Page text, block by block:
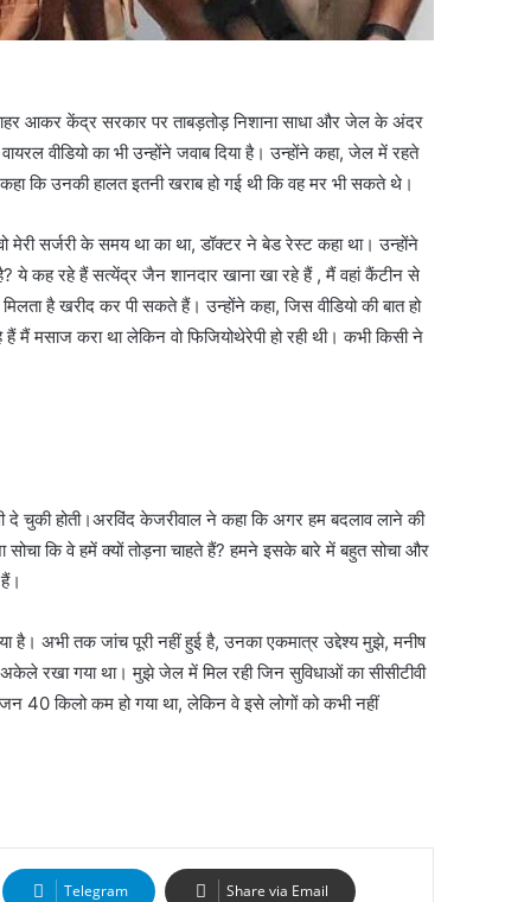
आकर केंद्र सरकार पर ताबड़तोड़ निशाना साधा और जेल के अंदर
वीडियो का भी उन्होंने जवाब दिया है। उन्होंने कहा, जेल में रहते
कि उनकी हालत इतनी खराब हो गई थी कि वह मर भी सकते थे।
मेरी सर्जरी के समय था का था, डॉक्टर ने बेड रेस्ट कहा था। उन्होंने
ये कह रहे हैं सत्येंद्र जैन शानदार खाना खा रहे हैं , मैं वहां कैंटीन से
है खरीद कर पी सकते हैं। उन्होंने कहा, जिस वीडियो की बात हो
मैं मसाज करा था लेकिन वो फिजियोथेरेपी हो रही थी। कभी किसी ने
चुकी होती।अरविंद केजरीवाल ने कहा कि अगर हम बदलाव लाने की
कि वे हमें क्यों तोड़ना चाहते हैं? हमने इसके बारे में बहुत सोचा और
अभी तक जांच पूरी नहीं हुई है, उनका एकमात्र उद्देश्य मुझे, मनीष
रखा गया था। मुझे जेल में मिल रही जिन सुविधाओं का सीसीटीवी
40 किलो कम हो गया था, लेकिन वे इसे लोगों को कभी नहीं
Telegram Share via Email